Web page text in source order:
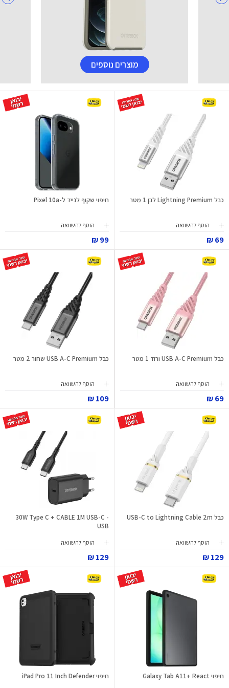
מוצרים נוספים
כבל Lightning Premium לבן 1 מטר
הוסף להשוואה
69 ₪
חיפוי שקוף לנייד ל-Pixel 10a
הוסף להשוואה
99 ₪
כבל USB A-C Premium ורוד 1 מטר
הוסף להשוואה
69 ₪
כבל USB A-C Premium שחור 2 מטר
הוסף להשוואה
109 ₪
כבל USB-C to Lightning Cable 2m
הוסף להשוואה
129 ₪
30W Type C + CABLE 1M USB-C -
USB
הוסף להשוואה
129 ₪
חיפוי Galaxy Tab A11+ React חיפוי iPad Pro 11 Inch Defender